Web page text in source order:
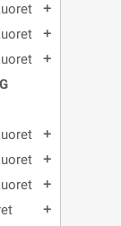
add
add
add
add
add
add
add